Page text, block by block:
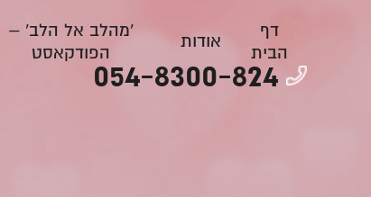
דף
הבית
אודות
'מהלב אל הלב' –
הפודקאסט
054-8300-824